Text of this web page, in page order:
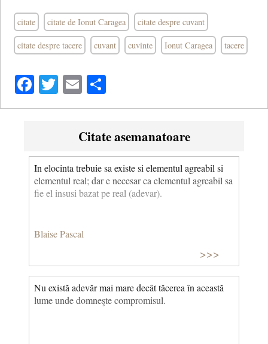
citate citate de Ionut Caragea citate despre cuvant
citate despre tacere cuvant cuvinte Ionut Caragea tacere
Facebook
Twitter
Email
Citate asemanatoare
In elocinta trebuie sa existe si elementul agreabil si
elementul real; dar e necesar ca elementul agreabil sa
fie el insusi bazat pe real (adevar).
Blaise Pascal
>>>
Nu există adevăr mai mare decât tăcerea în această
lume unde domneşte compromisul.